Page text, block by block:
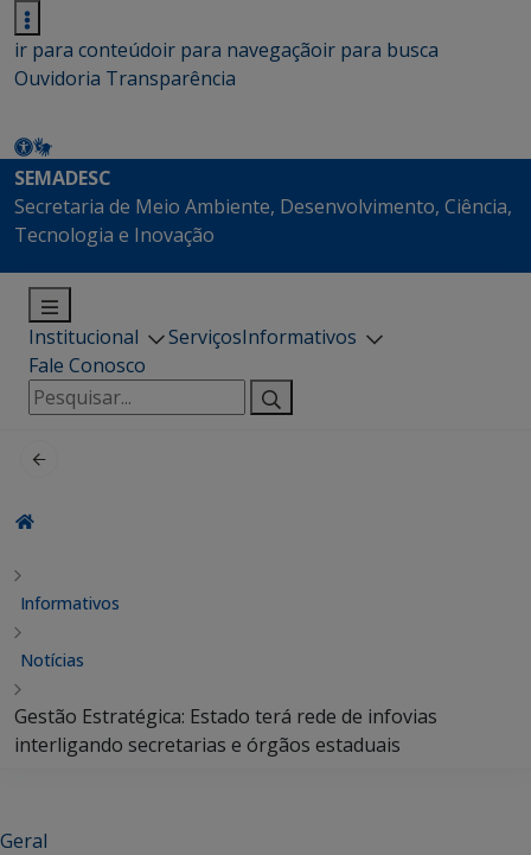
ir para conteúdoir para navegaçãoir para busca
Ouvidoria Transparência
SEMADESC
Secretaria de Meio Ambiente, Desenvolvimento, Ciência,
Tecnologia e Inovação
Institucional ServiçosInformativos
Fale Conosco
Pesquisar
por:
Informativos
Notícias
Gestão Estratégica: Estado terá rede de infovias
interligando secretarias e órgãos estaduais
Geral